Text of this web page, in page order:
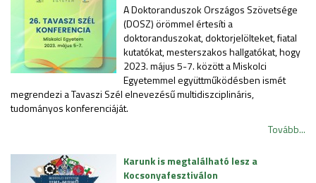
A Doktoranduszok Országos Szövetsége
(DOSZ) örömmel értesíti a
doktoranduszokat, doktorjelölteket, fiatal
kutatókat, mesterszakos hallgatókat, hogy
2023. május 5-7. között a Miskolci
Egyetemmel együttműködésben ismét
megrendezi a Tavaszi Szél elnevezésű multidiszciplináris,
tudományos konferenciáját.
Tovább...
Karunk is megtalálható lesz a
Kocsonyafesztiválon